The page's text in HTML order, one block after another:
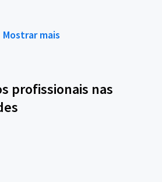
Mostrar mais
profissionais nas